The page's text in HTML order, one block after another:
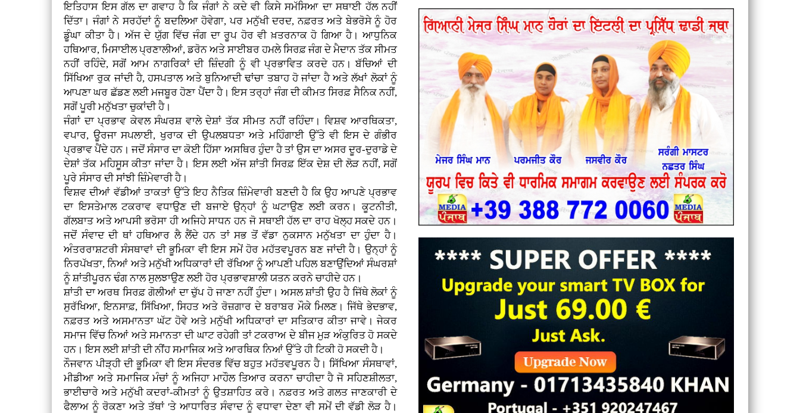
ਇਤਿਹਾਸ ਇਸ ਗੱਲ ਦਾ ਗਵਾਹ ਹੈ ਕਿ ਜੰਗਾਂ ਨੇ ਕਦੇ ਵੀ ਕਿਸੇ ਸਮੱਸਿਆ ਦਾ ਸਥਾਈ ਹੱਲ ਨਹੀਂ
ਦਿੱਤਾ। ਜੰਗਾਂ ਨੇ ਸਰਹੱਦਾਂ ਨੂੰ ਬਦਲਿਆ ਹੋਵੇਗਾ, ਪਰ ਮਨੁੱਖੀ ਦਰਦ, ਨਫ਼ਰਤ ਅਤੇ ਬੇਭਰੋਸੇ ਨੂੰ ਹੋਰ
ਡੂੰਘਾ ਕੀਤਾ ਹੈ। ਅੱਜ ਦੇ ਯੁੱਗ ਵਿੱਚ ਜੰਗ ਦਾ ਰੂਪ ਹੋਰ ਵੀ ਖ਼ਤਰਨਾਕ ਹੋ ਗਿਆ ਹੈ। ਆਧੁਨਿਕ
ਹਥਿਆਰ, ਮਿਸਾਈਲ ਪ੍ਰਣਾਲੀਆਂ, ਡਰੋਨ ਅਤੇ ਸਾਈਬਰ ਹਮਲੇ ਸਿਰਫ਼ ਜੰਗ ਦੇ ਮੈਦਾਨ ਤੱਕ ਸੀਮਤ
ਨਹੀਂ ਰਹਿੰਦੇ, ਸਗੋਂ ਆਮ ਨਾਗਰਿਕਾਂ ਦੀ ਜ਼ਿੰਦਗੀ ਨੂੰ ਵੀ ਪ੍ਰਭਾਵਿਤ ਕਰਦੇ ਹਨ। ਬੱਚਿਆਂ ਦੀ
ਸਿੱਖਿਆ ਰੁਕ ਜਾਂਦੀ ਹੈ, ਹਸਪਤਾਲ ਅਤੇ ਬੁਨਿਆਦੀ ਢਾਂਚਾ ਤਬਾਹ ਹੋ ਜਾਂਦਾ ਹੈ ਅਤੇ ਲੱਖਾਂ ਲੋਕਾਂ ਨੂੰ
ਆਪਣਾ ਘਰ ਛੱਡਣ ਲਈ ਮਜਬੂਰ ਹੋਣਾ ਪੈਂਦਾ ਹੈ। ਇਸ ਤਰ੍ਹਾਂ ਜੰਗ ਦੀ ਕੀਮਤ ਸਿਰਫ਼ ਸੈਨਿਕ ਨਹੀਂ,
ਸਗੋਂ ਪੂਰੀ ਮਨੁੱਖਤਾ ਚੁਕਾਂਦੀ ਹੈ।
ਜੰਗਾਂ ਦਾ ਪ੍ਰਭਾਵ ਕੇਵਲ ਸੰਘਰਸ਼ ਵਾਲੇ ਦੇਸ਼ਾਂ ਤੱਕ ਸੀਮਤ ਨਹੀਂ ਰਹਿੰਦਾ। ਵਿਸ਼ਵ ਆਰਥਿਕਤਾ,
ਵਪਾਰ, ਊਰਜਾ ਸਪਲਾਈ, ਖੁਰਾਕ ਦੀ ਉਪਲਬਧਤਾ ਅਤੇ ਮਹਿੰਗਾਈ ਉੱਤੇ ਵੀ ਇਸ ਦੇ ਗੰਭੀਰ
ਪ੍ਰਭਾਵ ਪੈਂਦੇ ਹਨ। ਜਦੋਂ ਸੰਸਾਰ ਦਾ ਕੋਈ ਹਿੱਸਾ ਅਸਥਿਰ ਹੁੰਦਾ ਹੈ ਤਾਂ ਉਸ ਦਾ ਅਸਰ ਦੂਰ-ਦੁਰਾਡੇ ਦੇ
ਦੇਸ਼ਾਂ ਤੱਕ ਮਹਿਸੂਸ ਕੀਤਾ ਜਾਂਦਾ ਹੈ। ਇਸ ਲਈ ਅੱਜ ਸ਼ਾਂਤੀ ਸਿਰਫ਼ ਇੱਕ ਦੇਸ਼ ਦੀ ਲੋੜ ਨਹੀਂ, ਸਗੋਂ
ਪੂਰੇ ਸੰਸਾਰ ਦੀ ਸਾਂਝੀ ਜ਼ਿੰਮੇਵਾਰੀ ਹੈ।
ਵਿਸ਼ਵ ਦੀਆਂ ਵੱਡੀਆਂ ਤਾਕਤਾਂ ਉੱਤੇ ਇਹ ਨੈਤਿਕ ਜ਼ਿੰਮੇਵਾਰੀ ਬਣਦੀ ਹੈ ਕਿ ਉਹ ਆਪਣੇ ਪ੍ਰਭਾਵ
ਦਾ ਇਸਤੇਮਾਲ ਟਕਰਾਵ ਵਧਾਉਣ ਦੀ ਬਜਾਏ ਉਨ੍ਹਾਂ ਨੂੰ ਘਟਾਉਣ ਲਈ ਕਰਨ। ਕੂਟਨੀਤੀ,
ਗੱਲਬਾਤ ਅਤੇ ਆਪਸੀ ਭਰੋਸਾ ਹੀ ਅਜਿਹੇ ਸਾਧਨ ਹਨ ਜੋ ਸਥਾਈ ਹੱਲ ਦਾ ਰਾਹ ਖੋਲ੍ਹ ਸਕਦੇ ਹਨ।
ਜਦੋਂ ਸੰਵਾਦ ਦੀ ਥਾਂ ਹਥਿਆਰ ਲੈ ਲੈਂਦੇ ਹਨ ਤਾਂ ਸਭ ਤੋਂ ਵੱਡਾ ਨੁਕਸਾਨ ਮਨੁੱਖਤਾ ਦਾ ਹੁੰਦਾ ਹੈ।
ਅੰਤਰਰਾਸ਼ਟਰੀ ਸੰਸਥਾਵਾਂ ਦੀ ਭੂਮਿਕਾ ਵੀ ਇਸ ਸਮੇਂ ਹੋਰ ਮਹੱਤਵਪੂਰਨ ਬਣ ਜਾਂਦੀ ਹੈ। ਉਨ੍ਹਾਂ ਨੂੰ
ਨਿਰਪੱਖਤਾ, ਨਿਆਂ ਅਤੇ ਮਨੁੱਖੀ ਅਧਿਕਾਰਾਂ ਦੀ ਰੱਖਿਆ ਨੂੰ ਆਪਣੀ ਪਹਿਲ ਬਣਾਉਂਦਿਆਂ ਸੰਘਰਸ਼ਾਂ
ਨੂੰ ਸ਼ਾਂਤੀਪੂਰਨ ਢੰਗ ਨਾਲ ਸੁਲਝਾਉਣ ਲਈ ਹੋਰ ਪ੍ਰਭਾਵਸ਼ਾਲੀ ਯਤਨ ਕਰਨੇ ਚਾਹੀਦੇ ਹਨ।
ਸ਼ਾਂਤੀ ਦਾ ਅਰਥ ਸਿਰਫ਼ ਗੋਲੀਆਂ ਦਾ ਚੁੱਪ ਹੋ ਜਾਣਾ ਨਹੀਂ ਹੁੰਦਾ। ਅਸਲ ਸ਼ਾਂਤੀ ਉਹ ਹੈ ਜਿੱਥੇ ਲੋਕਾਂ ਨੂੰ
ਸੁਰੱਖਿਆ, ਇਨਸਾਫ਼, ਸਿੱਖਿਆ, ਸਿਹਤ ਅਤੇ ਰੋਜ਼ਗਾਰ ਦੇ ਬਰਾਬਰ ਮੌਕੇ ਮਿਲਣ। ਜਿੱਥੇ ਭੇਦਭਾਵ,
ਨਫ਼ਰਤ ਅਤੇ ਅਸਮਾਨਤਾ ਘੱਟ ਹੋਵੇ ਅਤੇ ਮਨੁੱਖੀ ਅਧਿਕਾਰਾਂ ਦਾ ਸਤਿਕਾਰ ਕੀਤਾ ਜਾਵੇ। ਜੇਕਰ
ਸਮਾਜ ਵਿੱਚ ਨਿਆਂ ਅਤੇ ਸਮਾਨਤਾ ਦੀ ਘਾਟ ਰਹੇਗੀ ਤਾਂ ਟਕਰਾਅ ਦੇ ਬੀਜ ਮੁੜ ਅੰਕੁਰਿਤ ਹੋ ਸਕਦੇ
ਹਨ। ਇਸ ਲਈ ਸ਼ਾਂਤੀ ਦੀ ਨੀਂਹ ਸਮਾਜਿਕ ਅਤੇ ਆਰਥਿਕ ਨਿਆਂ ਉੱਤੇ ਹੀ ਟਿਕੀ ਹੋ ਸਕਦੀ ਹੈ।
ਨੌਜਵਾਨ ਪੀੜ੍ਹੀ ਦੀ ਭੂਮਿਕਾ ਵੀ ਇਸ ਸੰਦਰਭ ਵਿੱਚ ਬਹੁਤ ਮਹੱਤਵਪੂਰਨ ਹੈ। ਸਿੱਖਿਆ ਸੰਸਥਾਵਾਂ,
ਮੀਡੀਆ ਅਤੇ ਸਮਾਜਿਕ ਮੰਚਾਂ ਨੂੰ ਅਜਿਹਾ ਮਾਹੌਲ ਤਿਆਰ ਕਰਨਾ ਚਾਹੀਦਾ ਹੈ ਜੋ ਸਹਿਣਸ਼ੀਲਤਾ,
ਭਾਈਚਾਰੇ ਅਤੇ ਮਨੁੱਖੀ ਕਦਰਾਂ-ਕੀਮਤਾਂ ਨੂੰ ਉਤਸ਼ਾਹਿਤ ਕਰੇ। ਨਫ਼ਰਤ ਅਤੇ ਗਲਤ ਜਾਣਕਾਰੀ ਦੇ
ਫੈਲਾਅ ਨੂੰ ਰੋਕਣਾ ਅਤੇ ਤੱਥਾਂ 'ਤੇ ਆਧਾਰਿਤ ਸੰਵਾਦ ਨੂੰ ਵਧਾਵਾ ਦੇਣਾ ਵੀ ਸਮੇਂ ਦੀ ਵੱਡੀ ਲੋੜ ਹੈ।